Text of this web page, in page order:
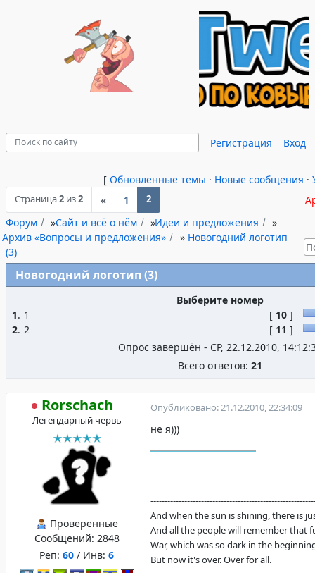
Регистрация Вход
[ Обновленные темы · Новые сообщения ·
Страница2 из2 « 1 2
Форум
»Сайт и всё о нём »Идеи и предложения
»
Архив «Вопросы и предложения»
» Новогодний логотип
(3)
Новогодний логотип (3)
Выберите номер
1. 1 [ 10]
2. 2 [ 11 ]
Опрос завершён - СР, 22.12.2010,
Всего ответов: 21
Rorschach
Легендарный червь
Проверенные
Сообщений: 2848
Реп: 60 / Инв: 6
Опубликовано: 21.12.2010, 22:34:09
не я)))
And when the sun is shining, there is
And all the people will remember that
War, which was so dark in the
But now it's over. Over for all.